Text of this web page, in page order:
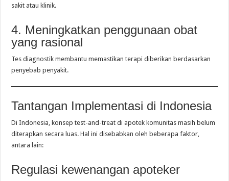
sakit atau klinik.
4. Meningkatkan penggunaan obat
yang rasional
Tes diagnostik membantu memastikan terapi diberikan berdasarkan
penyebab penyakit.
Tantangan Implementasi di Indonesia
Di Indonesia, konsep test-and-treat di apotek komunitas masih belum
diterapkan secara luas. Hal ini disebabkan oleh beberapa faktor,
antara lain:
Regulasi kewenangan apoteker